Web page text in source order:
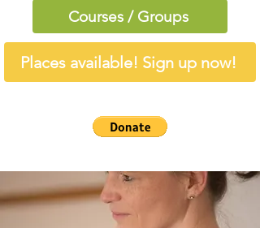
Courses / Groups
Places available! Sign up now!